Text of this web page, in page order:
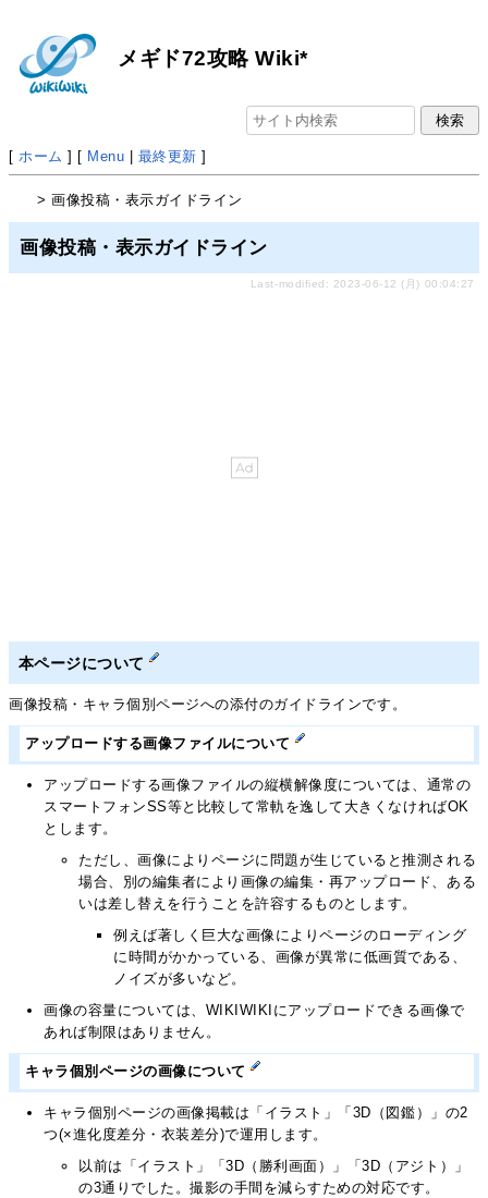
メギド72攻略 Wiki*
[ ホーム ] [ Menu | 最終更新 ]
> 画像投稿・表示ガイドライン
画像投稿・表示ガイドライン
Last-modified: 2023-06-12 (月) 00:04:27
本ページについて
画像投稿・キャラ個別ページへの添付のガイドラインです。
アップロードする画像ファイルについて
アップロードする画像ファイルの縦横解像度については、通常の
スマートフォンSS等と比較して常軌を逸して大きくなければOK
とします。
ただし、画像によりページに問題が生じていると推測される
場合、別の編集者により画像の編集・再アップロード、ある
いは差し替えを行うことを許容するものとします。
例えば著しく巨大な画像によりページのローディング
に時間がかかっている、画像が異常に低画質である、
ノイズが多いなど。
画像の容量については、WIKIWIKIにアップロードできる画像で
あれば制限はありません。
キャラ個別ページの画像について
キャラ個別ページの画像掲載は「イラスト」「3D（図鑑）」の2
つ(×進化度差分・衣装差分)で運用します。
以前は「イラスト」「3D（勝利画面）」「3D（アジト）」
の3通りでした。撮影の手間を減らすための対応です。